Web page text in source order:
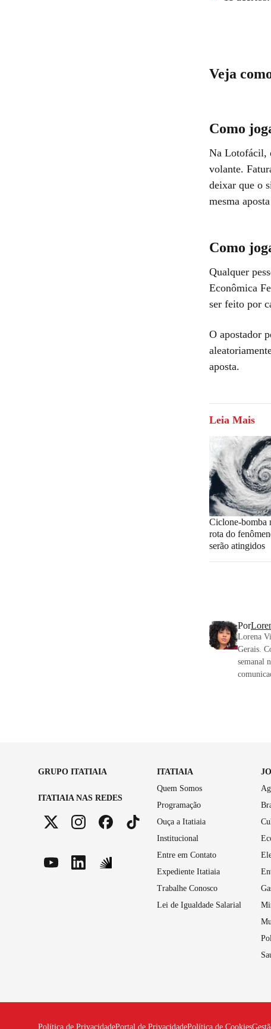
Veja
Como
Na Lotofácil,
volante.
deixar que o
mesma
Como
Qualquer
Econômica
ser feito por
O apostador
aposta.
Leia Mais
Ciclone-bomba
rota do
serão atingidos
Por
Lorena
Gerais.
semanal
GRUPO ITATIAIA
ITATIAIA NAS REDES
ITATIAIA
Quem Somos
Programação
Ouça a Itatiaia
Institucional
Entre em Contato
Expediente Itatiaia
Trabalhe Conosco
Lei de Igualdade Salarial
Política de PrivacidadePortal de PrivacidadePolítica de Cookies